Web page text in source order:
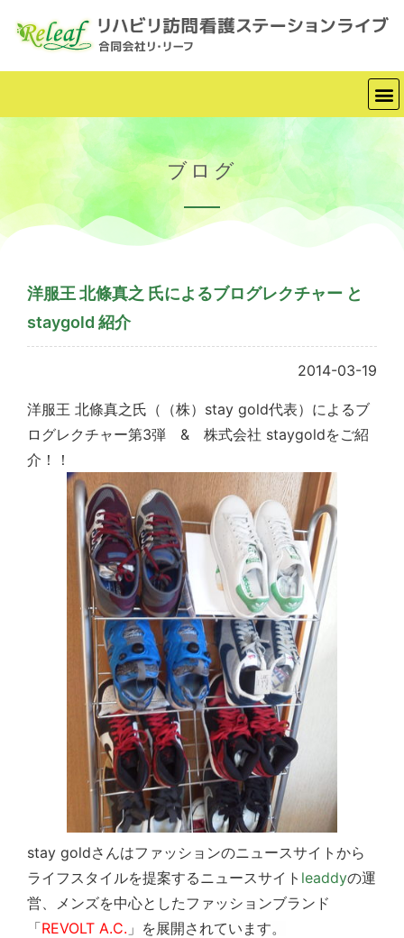
ブログ
洋服王 北條真之 氏によるブログレクチャー と
staygold 紹介
2014-03-19
洋服王 北條真之氏（（株）stay gold代表）によるブ
ログレクチャー第3弾 & 株式会社 staygoldをご紹
介！！
stay goldさんはファッションのニュースサイトから
ライフスタイルを提案するニュースサイト leaddyの運
営、メンズを中心としたファッションブランド
「REVOLT A.C. 」 を展開されています。